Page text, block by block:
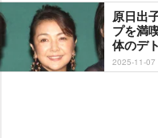
原日出
プを満
体のデ
2025-11-07